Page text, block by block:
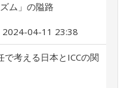
ム」の隘路
2024-04-11 23:38
で考える日本とICCの関